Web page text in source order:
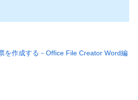
を作成する－Office File Creator Word編